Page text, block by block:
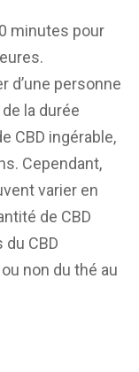
minutes pour
d’une personne
de la durée
CBD ingérable,
Cependant,
varier en
de CBD
CBD
non du thé au